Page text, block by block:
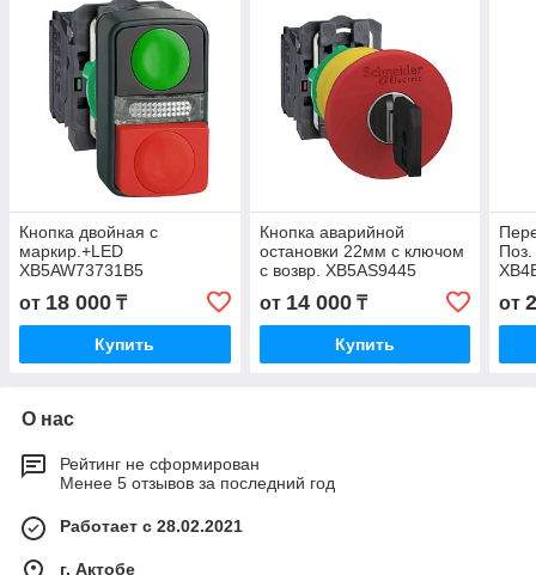
Кнопка двойная с
маркир.+LED
XB5AW73731B5
от 18 000 ₸
Купить
Кнопка аварийной
остановки 22мм с ключом
с возвр. XB5AS9445
от 14 000₸
Купить
Поз.
от
О нас
Рейтинг не сформирован
Менее 5 отзывов за последний год
Работает с 28.02.2021
г. Актобе